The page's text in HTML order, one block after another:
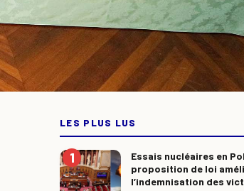
LES PLUS LUS
Essais nucléaires en
proposition de loi
l’indemnisation des